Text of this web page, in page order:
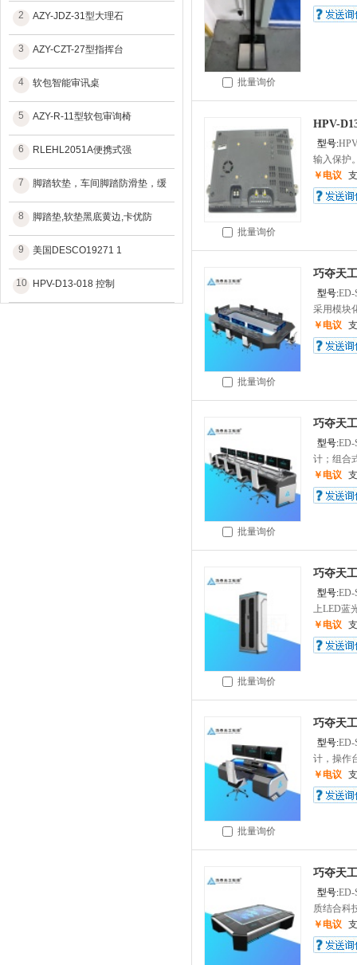
2 AZY-JDZ-31型大理石
3 AZY-CZT-27型指挥台
4 软包智能审讯桌
5 AZY-R-11型软包审询椅
6 RLEHL2051A便携式强
7 脚踏软垫，车间脚踏防滑垫，缓
8 脚踏垫,软垫黑底黄边,卡优防
9 美国DESCO19271 1
10 HPV-D13-018 控制
批量询价
批量询价
HPV-
型号:
输入保护
￥电议
批量询价
巧夺天
型号:ED-
采用模块
￥电议
批量询价
巧夺天
型号:ED-
计；组合
￥电议
批量询价
巧夺天
型号:ED-
上LED蓝
￥电议
批量询价
巧夺天
型号:ED-
计，操作
￥电议
巧夺天
型号:ED-
质结合科
￥电议